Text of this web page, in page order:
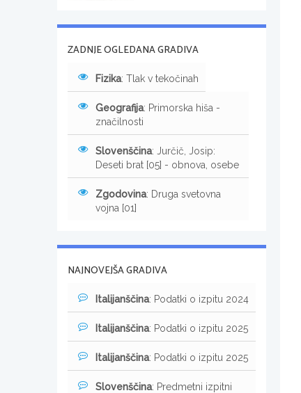
ZADNJE OGLEDANA GRADIVA
Fizika: Tlak v tekočinah
Geografija: Primorska hiša -
značilnosti
Slovenščina: Jurčič, Josip:
Deseti brat [05] - obnova, osebe
Zgodovina: Druga svetovna
vojna [01]
NAJNOVEJŠA GRADIVA
Italijanščina: Podatki o izpitu 2024
Italijanščina: Podatki o izpitu 2025
Italijanščina: Podatki o izpitu 2025
Slovenščina: Predmetni izpitni